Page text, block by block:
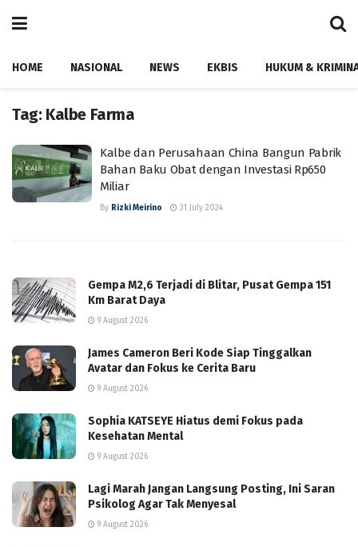
HOME NASIONAL NEWS EKBIS HUKUM &
Tag: Kalbe Farma
Kalbe dan Perusahaan China Bangun Pabrik
Bahan Baku Obat dengan Investasi Rp650
Miliar
By Rizki Meirino 31 July 2024
Gempa M2,6 Terjadi di Blitar, Pusat Gempa 151
Km Barat Daya
9 August 2026
James Cameron Beri Kode Siap Tinggalkan
Avatar dan Fokus ke Cerita Baru
9 August 2026
Sophia KATSEYE Hiatus demi Fokus pada
Kesehatan Mental
9 August 2026
Lagi Marah Jangan Langsung Posting, Ini Saran
Psikolog Agar Tak Menyesal
9 August 2026